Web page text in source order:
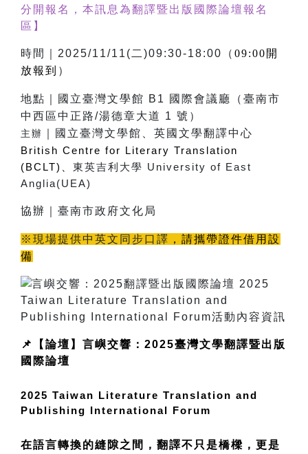
分開報名， 本訊息為翻譯暨出版國際論壇報名
區 】
時間 2025/11/11(二)09:30-18:00（ 09:00開
放報到 ）
地點 國 立臺灣文學館 B1 國際會議廳（臺南市
中西區中正路/湯德章大道 1 號）
主辦 國立臺灣文學館、英國文學翻譯中心
British Centre for Literary Translation
(BCLT)、 東英吉利大學 University of East
Anglia(UEA)
協辦｜ 臺南市政府文化局
※現場提供中英文同步口譯 ，請攜帶證件借用設
備
📌
【論壇】言嶼交響：2025臺灣文學翻譯暨出版
國際論壇
2025 Taiwan Literature Translation and
Publishing International Forum
在語言轉換的縫隙之間，翻譯不只是橋樑，更是